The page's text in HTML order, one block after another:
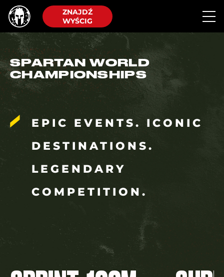
ZNAJDŹ
WYŚCIG
SPARTAN WORLD
CHAMPIONSHIPS
EPIC EVENTS. ICONIC
DESTINATIONS.
LEGENDARY
COMPETITION.